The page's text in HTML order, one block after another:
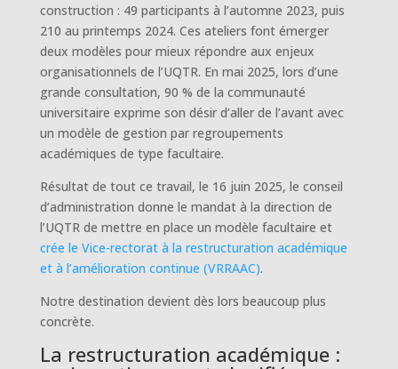
construction : 49 participants à l’automne 2023, puis
210 au printemps 2024. Ces ateliers font émerger
deux modèles pour mieux répondre aux enjeux
organisationnels de l’UQTR. En mai 2025, lors d’une
grande consultation, 90 % de la communauté
universitaire exprime son désir d’aller de l’avant avec
un modèle de gestion par regroupements
académiques de type facultaire.
Résultat de tout ce travail, le 16 juin 2025, le conseil
d’administration donne le mandat à la direction de
l’UQTR de mettre en place un modèle facultaire et
crée le Vice-rectorat à la restructuration académique
et à l’amélioration continue (VRRAAC).
Notre destination devient dès lors beaucoup plus
concrète.
La restructuration académique :